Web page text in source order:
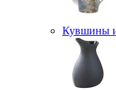
Кувшины